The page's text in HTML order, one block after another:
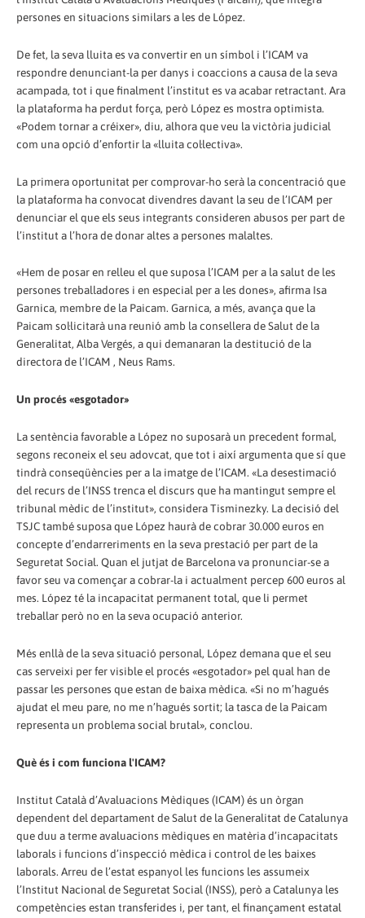
persones en situacions similars a les de López.
De fet, la seva lluita es va convertir en un símbol i l’ICAM va
respondre denunciant-la per danys i coaccions a causa de la seva
acampada, tot i que finalment l’institut es va acabar retractant. Ara
la plataforma ha perdut força, però López es mostra optimista.
«Podem tornar a créixer», diu, alhora que veu la victòria judicial
com una opció d’enfortir la «lluita col·lectiva».
La primera oportunitat per comprovar-ho serà la concentració que
la plataforma ha convocat divendres davant la seu de l’ICAM per
denunciar el que els seus integrants consideren abusos per part de
l’institut a l’hora de donar altes a persones malaltes.
«Hem de posar en relleu el que suposa l’ICAM per a la salut de les
persones treballadores i en especial per a les dones», afirma Isa
Garnica, membre de la Paicam. Garnica, a més, avança que la
Paicam sol·licitarà una reunió amb la consellera de Salut de la
Generalitat, Alba Vergés, a qui demanaran la destitució de la
directora de l’ICAM , Neus Rams.
Un procés «esgotador»
La sentència favorable a López no suposarà un precedent formal,
segons reconeix el seu adovcat, que tot i així argumenta que sí que
tindrà conseqüències per a la imatge de l’ICAM. «La desestimació
del recurs de l’INSS trenca el discurs que ha mantingut sempre el
tribunal mèdic de l’institut», considera Tisminezky. La decisió del
TSJC també suposa que López haurà de cobrar 30.000 euros en
concepte d’endarreriments en la seva prestació per part de la
Seguretat Social. Quan el jutjat de Barcelona va pronunciar-se a
favor seu va començar a cobrar-la i actualment percep 600 euros al
mes. López té la incapacitat permanent total, que li permet
treballar però no en la seva ocupació anterior.
Més enllà de la seva situació personal, López demana que el seu
cas serveixi per fer visible el procés «esgotador» pel qual han de
passar les persones que estan de baixa mèdica. «Si no m’hagués
ajudat el meu pare, no me n’hagués sortit; la tasca de la Paicam
representa un problema social brutal», conclou.
Què és i com funciona l'ICAM?
Institut Català d’Avaluacions Mèdiques (ICAM) és un òrgan
dependent del departament de Salut de la Generalitat de Catalunya
que duu a terme avaluacions mèdiques en matèria d’incapacitats
laborals i funcions d’inspecció mèdica i control de les baixes
laborals. Arreu de l’estat espanyol les funcions les assumeix
l’Institut Nacional de Seguretat Social (INSS), però a Catalunya les
competències estan transferides i, per tant, el finançament estatal